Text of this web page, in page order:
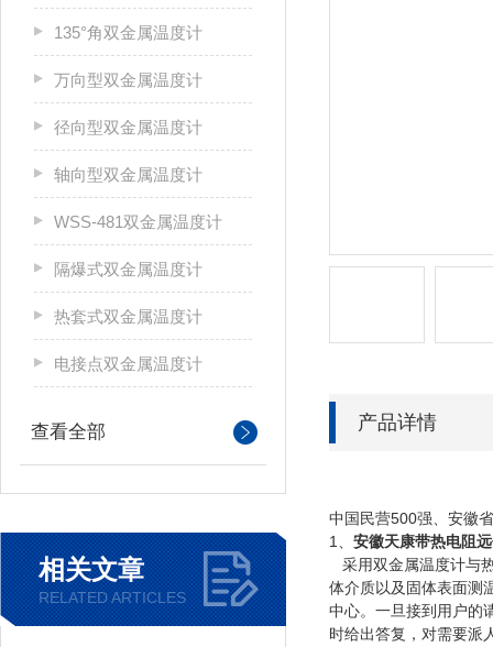
135°角双金属温度计
万向型双金属温度计
径向型双金属温度计
轴向型双金属温度计
WSS-481双金属温度计
隔爆式双金属温度计
热套式双金属温度计
电接点双金属温度计
查看全部
相关文章
RELATED ARTICLES
产品详情
中国民营500强、安徽
1、 安徽天康带热电阻
采用双金属温度计与
体介质以及固体表面测
中心。一旦接到用户的
时给出答复，对需要派